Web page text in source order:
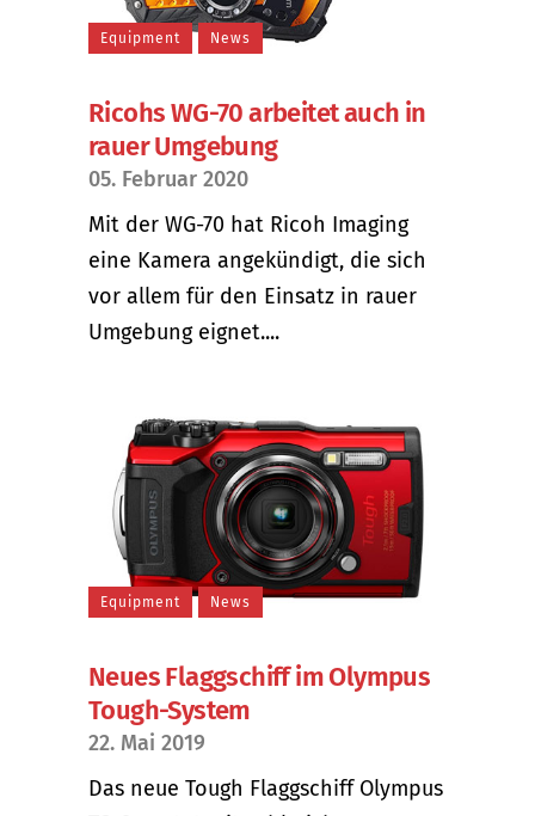
Equipment News
Ricohs WG-70 arbeitet auch in
rauer Umgebung
05. Februar 2020
Mit der WG-70 hat Ricoh Imaging
eine Kamera angekündigt, die sich
vor allem für den Einsatz in rauer
Umgebung eignet....
Equipment News
Neues Flaggschiff im Olympus
Tough-System
22. Mai 2019
Das neue Tough Flaggschiff Olympus